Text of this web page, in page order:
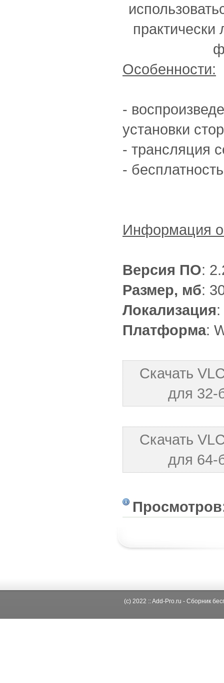
Особенности:
-
установки
- трансляция
- бесплатность
Информация
Версия ПО:
Размер, мб:
Локализация
Платформа:
Скачать
для 32-
Скачать
для 64-
(c) 2022 :: Add-Pro.ru - Сборник